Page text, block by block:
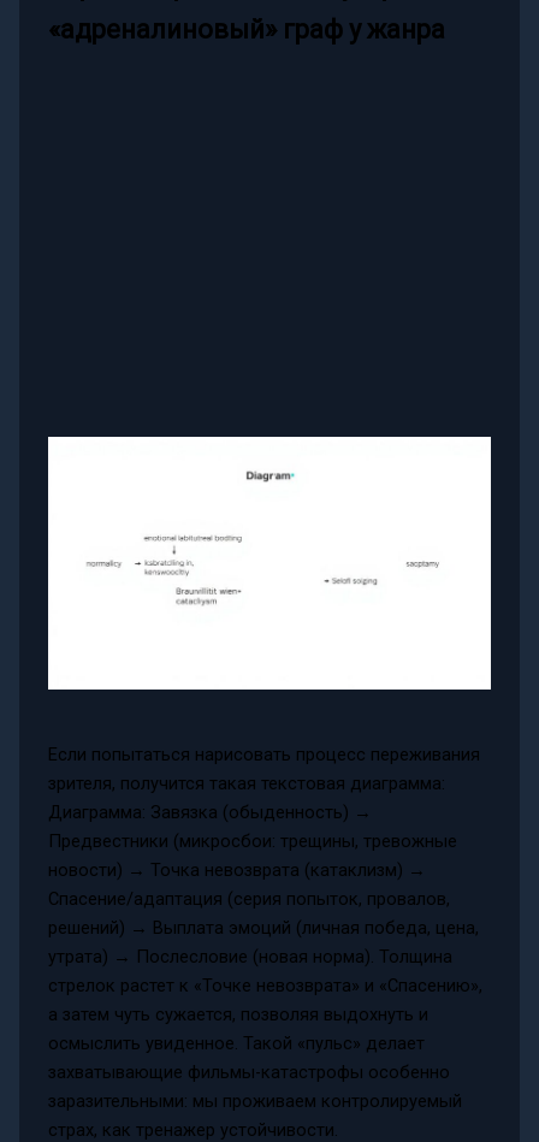
«адреналиновый» граф у жанра
Если попытаться нарисовать процесс переживания
зрителя, получится такая текстовая диаграмма:
Диаграмма: Завязка (обыденность) →
Предвестники (микросбои: трещины, тревожные
новости) → Точка невозврата (катаклизм) →
Спасение/адаптация (серия попыток, провалов,
решений) → Выплата эмоций (личная победа, цена,
утрата) → Послесловие (новая норма). Толщина
стрелок растет к «Точке невозврата» и «Спасению»,
а затем чуть сужается, позволяя выдохнуть и
осмыслить увиденное. Такой «пульс» делает
захватывающие фильмы-катастрофы особенно
заразительными: мы проживаем контролируемый
страх, как тренажер устойчивости.